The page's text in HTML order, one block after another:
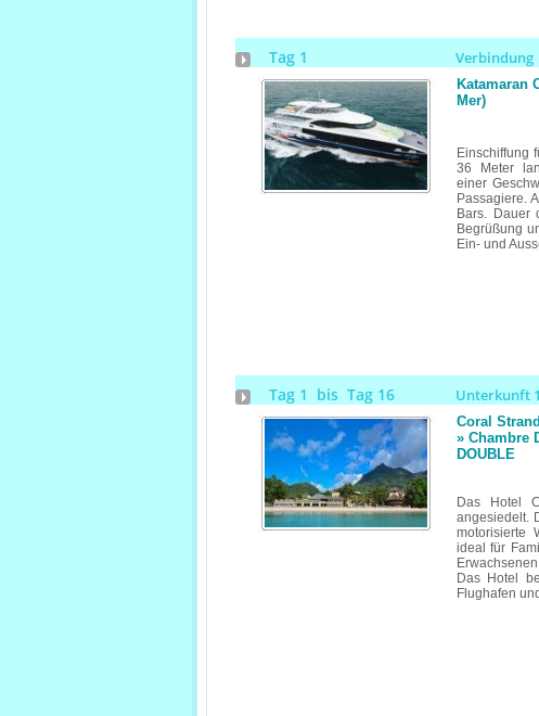
Tag 1 Verbindung
Katamaran
Mer)
Einschiffung
36 Meter
einer
Passagiere.
Bars. Dauer
Begrüßung
Ein- und
Tag 1 bis Tag 16 Unterkunft
Coral
» Chambre
DOUBLE
Das Hotel
angesiedelt.
motorisierte
ideal für
Das Hotel
Flughafen